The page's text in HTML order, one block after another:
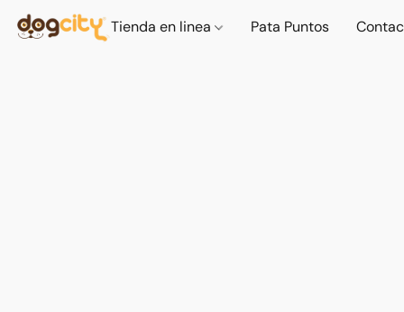
Tienda en linea Pata Puntos